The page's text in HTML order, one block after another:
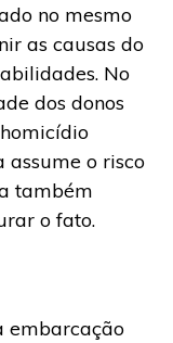
no mesmo
as causas do
No
dos donos
assume o risco
também
o fato.
embarcação